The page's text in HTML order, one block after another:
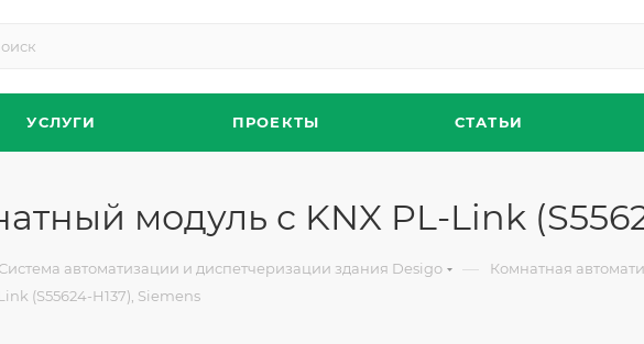
УСЛУГИ ПРОЕКТЫ СТАТЬИ
модуль с KNX PL-Link
Система автоматизации и диспетчеризации здания Desigo — Комнатная
(S55624-H137), Siemens